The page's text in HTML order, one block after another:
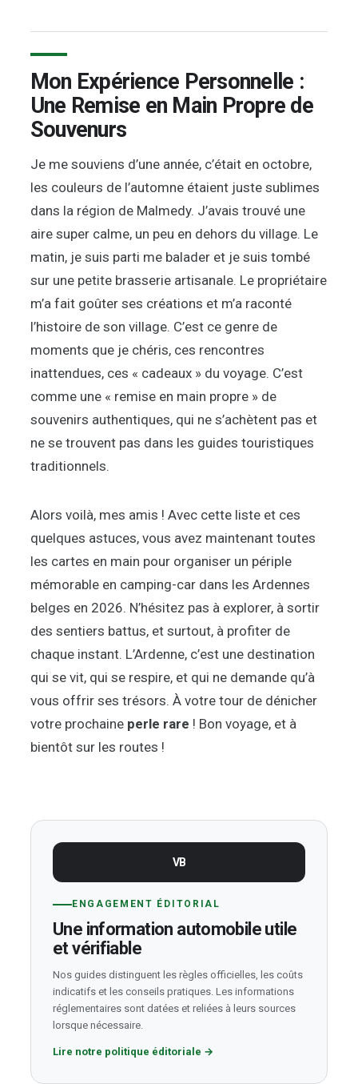
Mon Expérience Personnelle :
Une Remise en Main Propre de
Souvenurs
Je me souviens d’une année, c’était en octobre,
les couleurs de l’automne étaient juste sublimes
dans la région de Malmedy. J’avais trouvé une
aire super calme, un peu en dehors du village. Le
matin, je suis parti me balader et je suis tombé
sur une petite brasserie artisanale. Le propriétaire
m’a fait goûter ses créations et m’a raconté
l’histoire de son village. C’est ce genre de
moments que je chéris, ces rencontres
inattendues, ces « cadeaux » du voyage. C’est
comme une « remise en main propre » de
souvenirs authentiques, qui ne s’achètent pas et
ne se trouvent pas dans les guides touristiques
traditionnels.
Alors voilà, mes amis ! Avec cette liste et ces
quelques astuces, vous avez maintenant toutes
les cartes en main pour organiser un périple
mémorable en camping-car dans les Ardennes
belges en 2026. N’hésitez pas à explorer, à sortir
des sentiers battus, et surtout, à profiter de
chaque instant. L’Ardenne, c’est une destination
qui se vit, qui se respire, et qui ne demande qu’à
vous offrir ses trésors. À votre tour de dénicher
votre prochaine perle rare ! Bon voyage, et à
bientôt sur les routes !
VB
ENGAGEMENT ÉDITORIAL
Une information automobile utile
et vérifiable
Nos guides distinguent les règles officielles, les coûts
indicatifs et les conseils pratiques. Les informations
réglementaires sont datées et reliées à leurs sources
lorsque nécessaire.
Lire notre politique éditoriale →